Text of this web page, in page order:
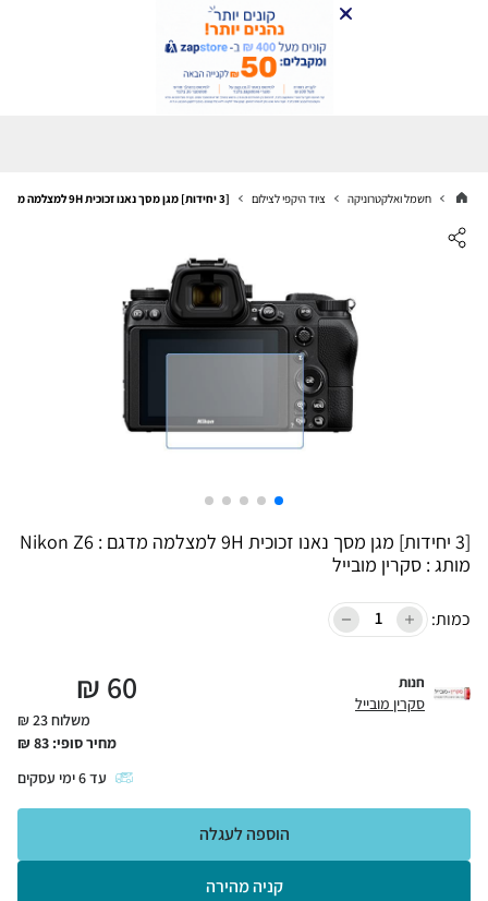
חשמל ואלקטרוניקה ציוד היקפי לצילום [3 יחידות] מגן מסך נאנו זכוכית 9H למצלמה מדגם : Nikon Z6 מותג : סקרין מובייל
[3 יחידות] מגן מסך נאנו זכוכית 9H למצלמה מדגם : Nikon Z6
מותג : סקרין מובייל
כמות:
חנות
סקרין מובייל 60
₪
משלוח 23 ₪
מחיר סופי: 83
₪
עד6ימי עסקים
קניה מהירה
הוספה לעגלה